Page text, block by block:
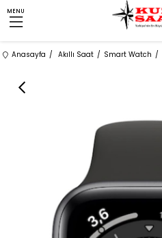
MENU
Anasayfa Akıllı Saat Smart Watch